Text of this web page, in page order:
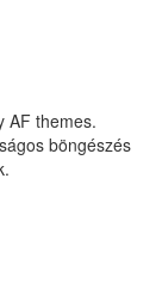
AF themes.
böngészés